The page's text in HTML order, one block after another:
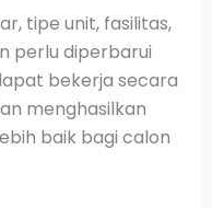
tipe unit, fasilitas,
perlu diperbarui
bekerja secara
menghasilkan
baik bagi calon